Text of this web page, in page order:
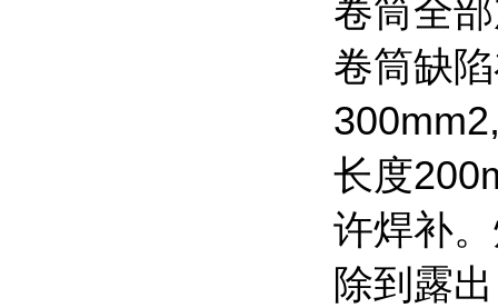
卷筒全
卷筒缺
长度
许焊补
除到露